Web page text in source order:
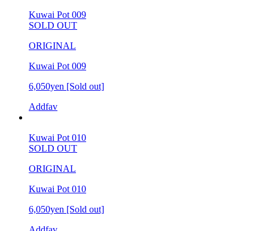
Kuwai Pot 009
SOLD OUT
ORIGINAL
Kuwai Pot 009
6,050yen [Sold out]
Addfav
Kuwai Pot 010
SOLD OUT
ORIGINAL
Kuwai Pot 010
6,050yen [Sold out]